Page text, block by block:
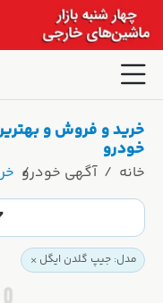
خرید و فروش و
خودرو
خانه آگهی خودرو
مدل: جیپ گلدن ایگل